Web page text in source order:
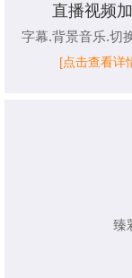
直播视频
字幕.背景音乐.切
[点击查看详
臻